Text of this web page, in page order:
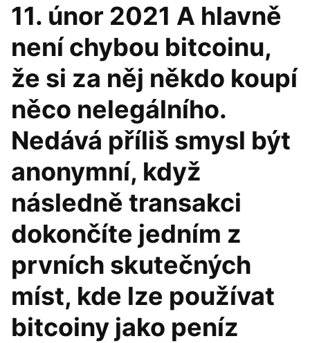
11. únor 2021 A hlavně
není chybou bitcoinu,
že si za něj někdo koupí
něco nelegálního.
Nedává příliš smysl být
anonymní, když
následně transakci
dokončíte jedním z
prvních skutečných
míst, kde lze používat
bitcoiny jako peníz